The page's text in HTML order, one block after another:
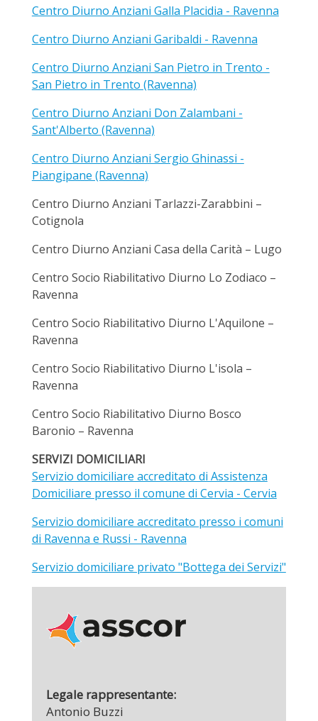
Centro Diurno Anziani Galla Placidia - Ravenna
Centro Diurno Anziani Garibaldi - Ravenna
Centro Diurno Anziani San Pietro in Trento -
San Pietro in Trento (Ravenna)
Centro Diurno Anziani Don Zalambani -
Sant'Alberto (Ravenna)
Centro Diurno Anziani Sergio Ghinassi -
Piangipane (Ravenna)
Centro Diurno Anziani Tarlazzi-Zarabbini –
Cotignola
Centro Diurno Anziani Casa della Carità – Lugo
Centro Socio Riabilitativo Diurno Lo Zodiaco –
Ravenna
Centro Socio Riabilitativo Diurno L'Aquilone –
Ravenna
Centro Socio Riabilitativo Diurno L'isola –
Ravenna
Centro Socio Riabilitativo Diurno Bosco
Baronio – Ravenna
SERVIZI DOMICILIARI
Servizio domiciliare accreditato di Assistenza
Domiciliare presso il comune di Cervia - Cervia
Servizio domiciliare accreditato presso i comuni
di Ravenna e Russi - Ravenna
Servizio domiciliare privato "Bottega dei Servizi"
Legale rappresentante:
Antonio Buzzi